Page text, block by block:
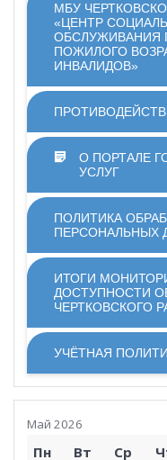
МБУ
«ЦЕНТР
ОБСЛУЖИВАНИЯ
ПОЖИЛОГО
ИНВАЛИДОВ»
О ПОРТАЛЕ
УСЛУГ
ПОЛИТИКА
ПЕРСОНАЛЬНЫХ
ИТОГИ
ДОСТУПНОСТИ
ЧЕРТКОВСКОГО
УЧЁТНАЯ
Май 2026
Пн Вт Ср